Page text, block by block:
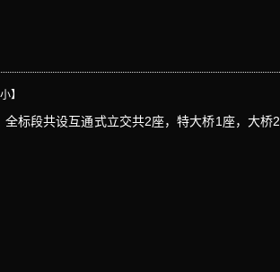
小】
标段共设互通式立交共2座，特大桥1座，大桥2